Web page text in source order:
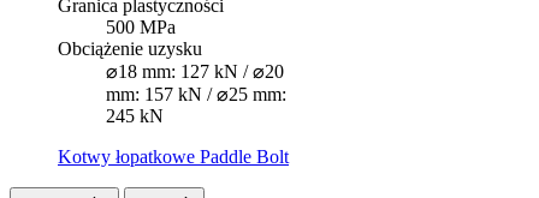
Granica plastyczności
500 MPa
Obciążenie uzysku
⌀18 mm: 127 kN / ⌀20
mm: 157 kN / ⌀25 mm:
245 kN
Kotwy łopatkowe Paddle Bolt